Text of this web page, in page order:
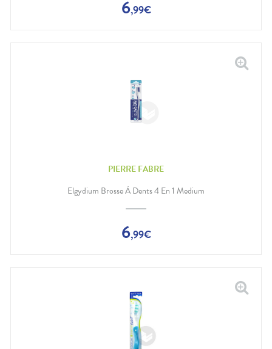
6,99€
PIERRE FABRE
Elgydium Brosse À Dents 4 En 1 Medium
6,99€